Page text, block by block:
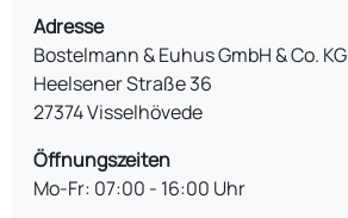
Adresse
Bostelmann & Euhus GmbH & Co. KG
Heelsener Straße 36
27374 Visselhövede
Öffnungszeiten
Mo-Fr: 07:00 - 16:00 Uhr